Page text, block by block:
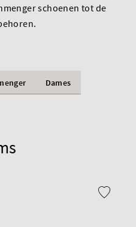
schoenen tot de
Dames